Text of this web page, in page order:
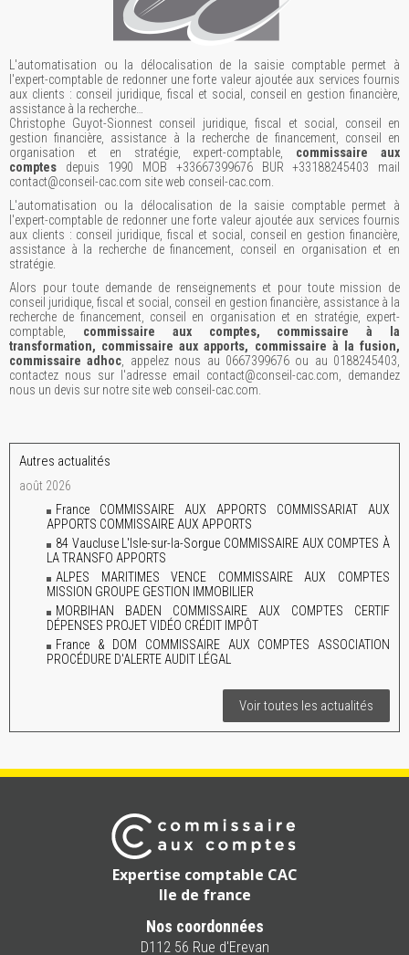
L'automatisation ou la délocalisation de la saisie comptable permet à
l'expert-comptable de redonner une forte valeur ajoutée aux services fournis
aux clients : conseil juridique, fiscal et social, conseil en gestion financière,
assistance à la recherche…
Christophe Guyot-Sionnest conseil juridique, fiscal et social, conseil en
gestion financière, assistance à la recherche de financement, conseil en
organisation et en stratégie, expert-comptable, commissaire aux
comptes depuis 1990 MOB +33667399676 BUR +33188245403 mail
contact@conseil-cac.com site web conseil-cac.com.
L'automatisation ou la délocalisation de la saisie comptable permet à
l'expert-comptable de redonner une forte valeur ajoutée aux services fournis
aux clients : conseil juridique, fiscal et social, conseil en gestion financière,
assistance à la recherche de financement, conseil en organisation et en
stratégie.
Alors pour toute demande de renseignements et pour toute mission de
conseil juridique, fiscal et social, conseil en gestion financière, assistance à la
recherche de financement, conseil en organisation et en stratégie, expert-
comptable, commissaire aux comptes, commissaire à la
transformation, commissaire aux apports, commissaire à la fusion,
commissaire adhoc , appelez nous au 0667399676 ou au 0188245403,
contactez nous sur l'adresse email contact@conseil-cac.com, demandez
nous un devis sur notre site web conseil-cac.com.
Autres actualités
août 2026
France COMMISSAIRE AUX APPORTS COMMISSARIAT AUX
APPORTS COMMISSAIRE AUX APPORTS
84 Vaucluse L'Isle-sur-la-Sorgue COMMISSAIRE AUX COMPTES À
LA TRANSFO APPORTS
ALPES MARITIMES VENCE COMMISSAIRE AUX COMPTES
MISSION GROUPE GESTION IMMOBILIER
MORBIHAN BADEN COMMISSAIRE AUX COMPTES CERTIF
DÉPENSES PROJET VIDÉO CRÉDIT IMPÔT
France & DOM COMMISSAIRE AUX COMPTES ASSOCIATION
PROCÉDURE D'ALERTE AUDIT LÉGAL
Voir toutes les actualités
Expertise comptable CAC
Ile de france
Nos coordonnées
D112 56 Rue d'Erevan